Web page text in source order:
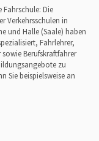
Fahrschule: Die
Verkehrsschulen in
und Halle (Saale) haben
Fahrlehrer,
sowie Berufskraftfahrer
zu
Sie beispielsweise an